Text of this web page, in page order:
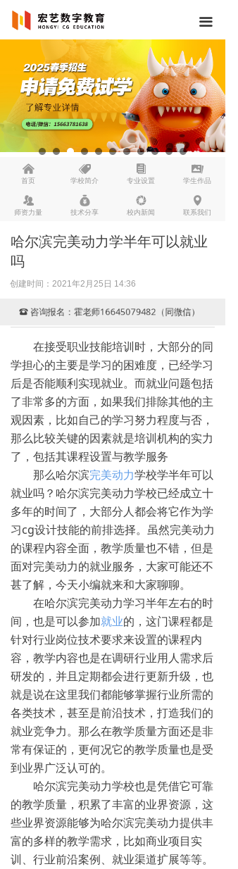
낀
首页
뀄
学校简介
뀴
专业设置
끡
学生作品
뀡
师资力量
낐
技术分享
넆
校内新闻
넹
联系我们
끀
哈尔滨完美动力学半年可以就业
吗
创建时间： 2021年2月25日 14:36
在接受职业技能培训时，大部分的同
学担心的主要是学习的困难度，已经学习
后是否能顺利实现就业。而就业问题包括
了非常多的方面，如果我们排除其他的主
观因素，比如自己的学习努力程度与否，
那么比较关键的因素就是培训机构的实力
了，包括其课程设置与教学服务
那么哈尔滨完美动力学校学半年可以
就业吗？哈尔滨完美动力学校已经成立十
多年的时间了，大部分人都会将它作为学
习cg设计技能的前排选择。虽然完美动力
的课程内容全面，教学质量也不错，但是
面对完美动力的就业服务，大家可能还不
甚了解，今天小编就来和大家聊聊。
在哈尔滨完美动力学习半年左右的时
间，也是可以参加就业的，这门课程都是
针对行业岗位技术要求来设置的课程内
容，教学内容也是在调研行业用人需求后
研发的，并且定期都会进行更新升级，也
就是说在这里我们都能够掌握行业所需的
各类技术，甚至是前沿技术，打造我们的
就业竞争力。那么在教学质量方面还是非
常有保证的，更何况它的教学质量也是受
到业界广泛认可的。
哈尔滨完美动力学校也是凭借它可靠
的教学质量，积累了丰富的业界资源，这
些业界资源能够为哈尔滨完美动力提供丰
富的多样的教学需求，比如商业项目实
训、行业前沿案例、就业渠道扩展等等。
뀰 咨询报名：霍老师16645079482（同微信）